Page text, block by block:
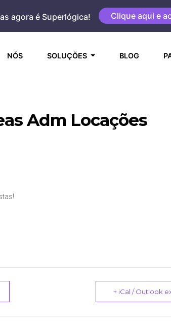
agora é Superlógica! Clique aqui e
NÓS(CURRENT)SOLUÇÕES BLOG
Adm Locações
+ iCal / Outlook